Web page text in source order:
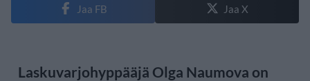
Jaa FB Jaa X
Laskuvarjohyppääjä Olga Naumova on